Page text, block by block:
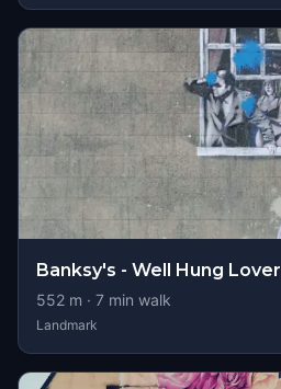
Banksy's - Well Hung Lover
552 m · 7 min walk
Landmark